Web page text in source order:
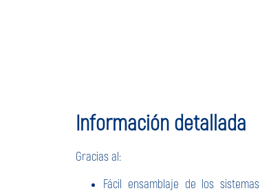
Información detallada
Gracias al:
Fácil ensamblaje de los sistemas